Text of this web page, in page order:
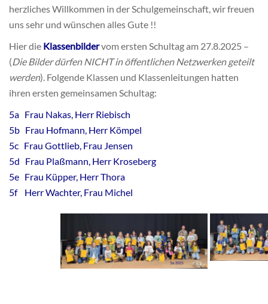
herzliches Willkommen in der Schulgemeinschaft, wir freuen
uns sehr und wünschen alles Gute !!
Hier die Klassenbildervom ersten Schultag am 27.8.2025 –
(Die Bilder dürfen NICHT in öffentlichen Netzwerken geteilt
werden). Folgende Klassen und Klassenleitungen hatten
ihren ersten gemeinsamen Schultag:
5a Frau Nakas, Herr Riebisch
5b Frau Hofmann, Herr Kömpel
5c Frau Gottlieb, Frau Jensen
5d Frau Plaßmann, Herr Kroseberg
5e Frau Küpper, Herr Thora
5f Herr Wachter, Frau Michel